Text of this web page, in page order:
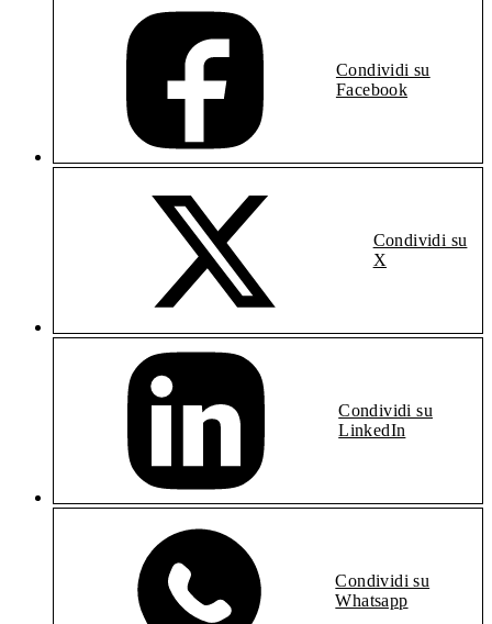
Condividi su
Facebook
Condividi su
X
Condividi su
LinkedIn
Condividi su
Whatsapp